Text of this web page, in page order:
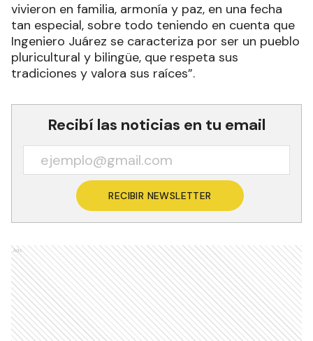
vivieron en familia, armonía y paz, en una fecha
tan especial, sobre todo teniendo en cuenta que
Ingeniero Juárez se caracteriza por ser un pueblo
pluricultural y bilingüe, que respeta sus
tradiciones y valora sus raíces”.
Recibí las noticias en tu email
RECIBIR NEWSLETTER
Ads